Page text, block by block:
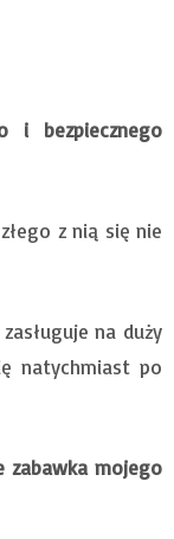
i bezpiecznego
z nią się nie
na duży
natychmiast po
zabawka mojego